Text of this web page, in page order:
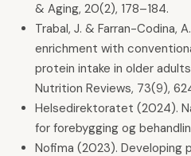
& Aging, 20(2), 178–184.
Trabal, J. & Farran-Codina,
enrichment with
protein intake in older
Nutrition Reviews, 73(9),
Helsedirektoratet (2024).
for forebygging og
Nofima (2023). Developing